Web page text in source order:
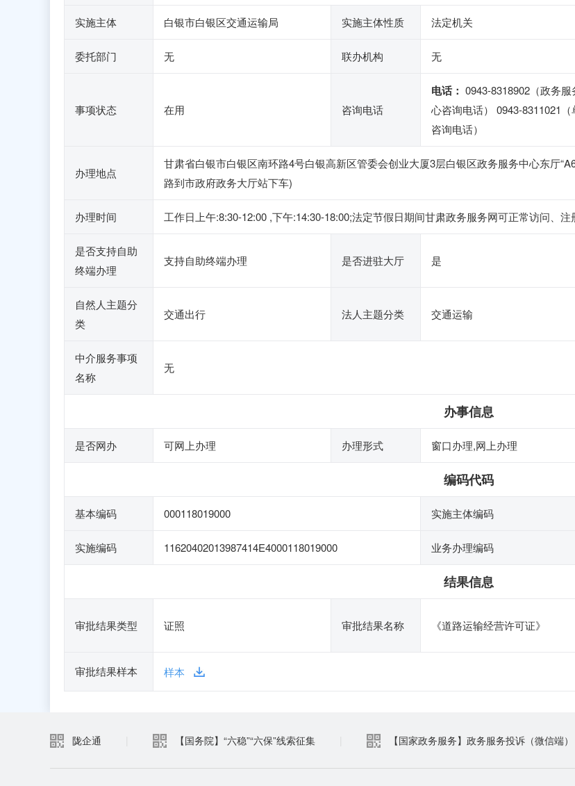
实施主体 白银市白银区交通运输局 实施主体性质 法定机关
委托部门 无 联办机构 无
事项状态 在用 咨询电话
电话： 0943-8318902（政务服
心咨询电话） 0943-8311021（
咨询电话）
办理地点
甘肃省白银市白银区南环路4号白银高新区管委会创业大厦3层白银区政务服务中心东厅
路到市政府政务大厅站下车)
办理时间 工作日上午:8:30-12:00 ,下午:14:30-18:00;法定节假日期间甘肃政务服务网可正常访问、
是否支持自助
终端办理
支持自助终端办理 是否进驻大厅 是
自然人主题分
类
交通出行 法人主题分类 交通运输
中介服务事项
名称
无
办事信息
是否网办 可网上办理 办理形式 窗口办理,网上办理
编码代码
基本编码 000118019000 实施主体编码
实施编码 11620402013987414E4000118019000 业务办理编码
结果信息
审批结果类型 证照 审批结果名称 《道路运输经营许可证》
审批结果样本 样本
陇企通 【国务院】“六稳”“六保”线索征集 【国家政务服务】政务服务投诉（微信端）